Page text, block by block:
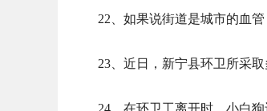
22、如果说街道是城市的血
23、近日，新宁县环卫所采
24、在环卫工离开时，小白狗